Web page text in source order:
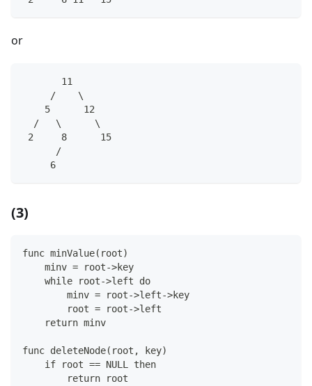
or
       11
     /    \
    5      12
  /   \      \
2     8      15
      /
     6
(3)
func minValue(root)
    minv = root->key
    while root->left do
        minv = root->left->key
        root = root->left
    return minv
func deleteNode(root, key)
    if root == NULL then
        return root